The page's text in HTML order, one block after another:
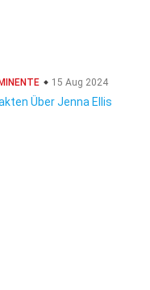
15 Aug 2024
Über Jenna Ellis